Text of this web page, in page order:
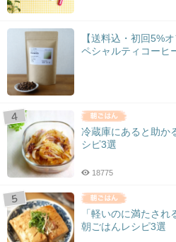
【送料込・初回5%
ペシャルティコーヒ
冷蔵庫にあると助か
シピ3選
18775
「軽いのに満たさ
朝ごはんレシピ3選